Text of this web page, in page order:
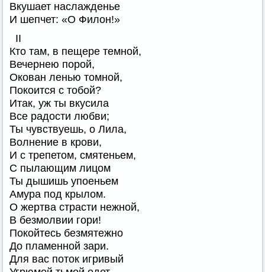
Вкушает наслажденье
И шепчет: «О Филон!»
II
Кто там, в пещере темной,
Вечернею порой,
Окован ленью томной,
Покоится с тобой?
Итак, уж ты вкусила
Все радости любви;
Ты чувствуешь, о Лила,
Волнение в крови,
И с трепетом, смятеньем,
С пылающим лицом
Ты дышишь упоеньем
Амура под крылом.
О жертва страсти нежной,
В безмолвии гори!
Покойтесь безмятежно
До пламенной зари.
Для вас поток игривый